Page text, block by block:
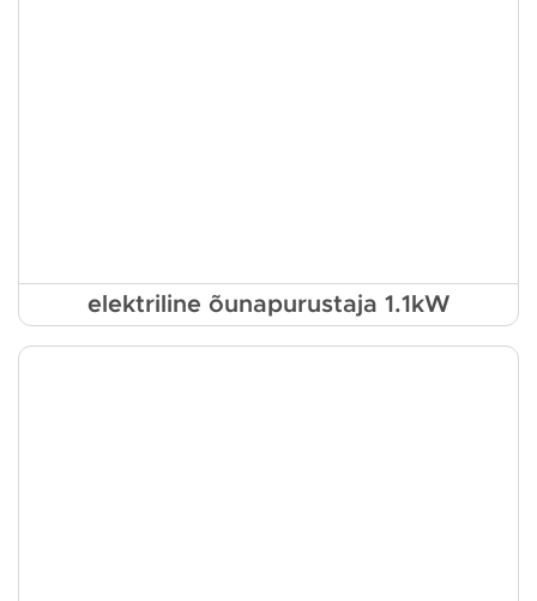
elektriline õunapurustaja 1.1kW